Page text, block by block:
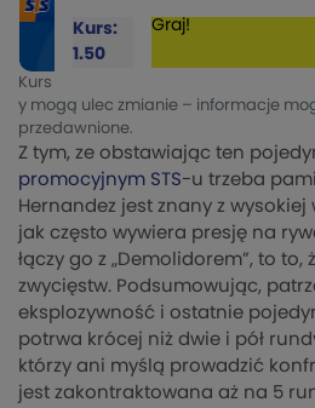
Kurs:
1.50
Graj!
Kurs
y mogą ulec zmianie – informacje
przedawnione.
Z tym, ze obstawiając ten
promocyjnym STS-u trzeba
Hernandez jest znany z wysokiej
jak często wywiera presję na
łączy go z „Demolidorem”, to
zwycięstw. Podsumowując,
eksplozywność i ostatnie
potrwa krócej niż dwie i pół
którzy ani myślą prowadzić
jest zakontraktowana aż na 5